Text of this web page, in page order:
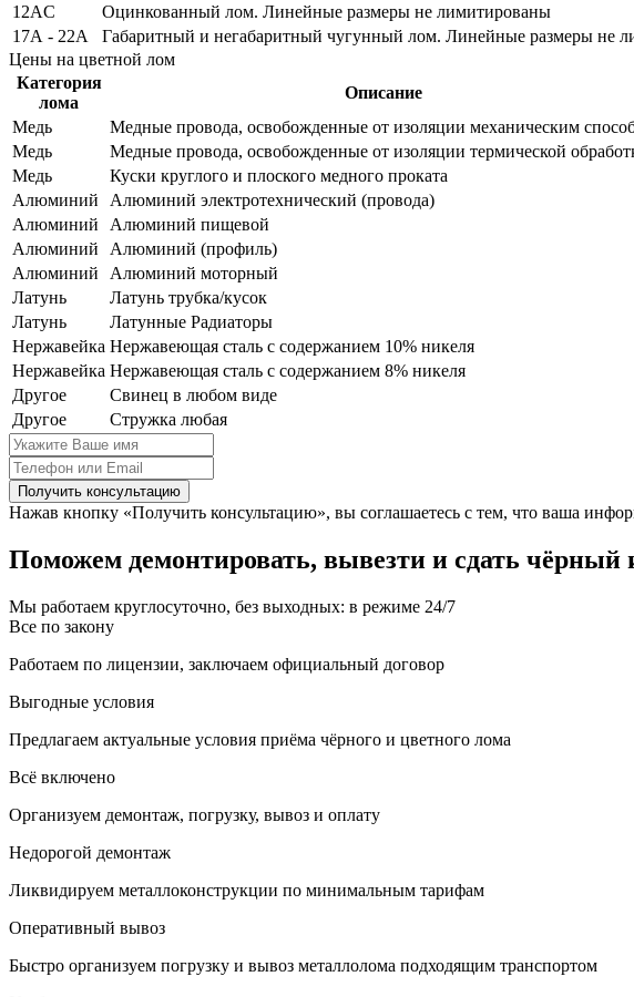
12АC
Оцинкованный лом. Линейные размеры не лимитированы
17А - 22А
Габаритный и негабаритный чугунный лом. Линейные размеры не
Цены на цветной лом
Категория
лома
Описание
Медь
Медные провода, освобожденные от изоляции механическим
Медь
Медные провода, освобожденные от изоляции термической
Медь
Куски круглого и плоского медного проката
Алюминий
Алюминий электротехнический (провода)
Алюминий
Алюминий пищевой
Алюминий
Алюминий (профиль)
Алюминий
Алюминий моторный
Латунь
Латунь трубка/кусок
Латунь
Латунные Радиаторы
Нержавейка Нержавеющая сталь с содержанием 10% никеля
Нержавейка Нержавеющая сталь с содержанием 8% никеля
Другое
Свинец в любом виде
Другое
Стружка любая
Получить консультацию
Нажав кнопку «Получить консультацию», вы соглашаетесь с тем, что ваша
Поможем демонтировать, вывезти и сдать
Мы работаем круглосуточно, без выходных: в режиме 24/7
Все по закону
Работаем по лицензии, заключаем официальный договор
Выгодные условия
Предлагаем актуальные условия приёма чёрного и цветного лома
Всё включено
Организуем демонтаж, погрузку, вывоз и оплату
Недорогой демонтаж
Ликвидируем металлоконструкции по минимальным тарифам
Оперативный вывоз
Быстро организуем погрузку и вывоз металлолома подходящим транспортом